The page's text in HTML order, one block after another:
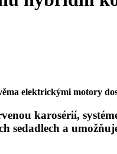
elektrickými motory
karosérií,
sedadlech a